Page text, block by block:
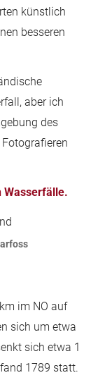
künstlich
besseren
aber ich
des
Wasserfälle.
im NO auf
sich um etwa
sich etwa 1
1789 statt.